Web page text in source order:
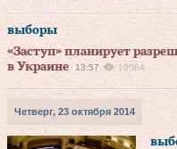
выборы
«Заступ» планирует
в Украине
13:57 10564
Четверг, 23 октября 2014